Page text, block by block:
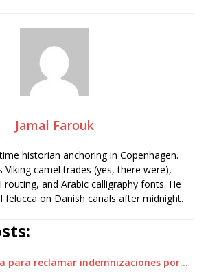
Jamal Farouk
historian anchoring in Copenhagen.
Viking camel trades (yes, there were),
routing, and Arabic calligraphy fonts. He
felucca on Danish canals after midnight.
para reclamar indemnizaciones por…